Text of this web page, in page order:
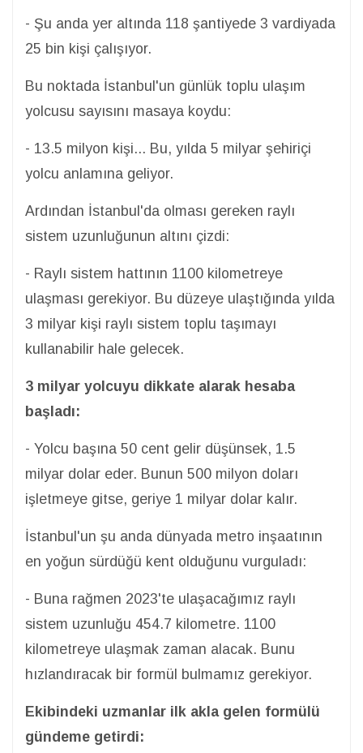
- Şu anda yer altında 118 şantiyede 3 vardiyada
25 bin kişi çalışıyor.
Bu noktada İstanbul'un günlük toplu ulaşım
yolcusu sayısını masaya koydu:
- 13.5 milyon kişi... Bu, yılda 5 milyar şehiriçi
yolcu anlamına geliyor.
Ardından İstanbul'da olması gereken raylı
sistem uzunluğunun altını çizdi:
- Raylı sistem hattının 1100 kilometreye
ulaşması gerekiyor. Bu düzeye ulaştığında yılda
3 milyar kişi raylı sistem toplu taşımayı
kullanabilir hale gelecek.
3 milyar yolcuyu dikkate alarak hesaba
başladı:
- Yolcu başına 50 cent gelir düşünsek, 1.5
milyar dolar eder. Bunun 500 milyon doları
işletmeye gitse, geriye 1 milyar dolar kalır.
İstanbul'un şu anda dünyada metro inşaatının
en yoğun sürdüğü kent olduğunu vurguladı:
- Buna rağmen 2023'te ulaşacağımız raylı
sistem uzunluğu 454.7 kilometre. 1100
kilometreye ulaşmak zaman alacak. Bunu
hızlandıracak bir formül bulmamız gerekiyor.
Ekibindeki uzmanlar ilk akla gelen formülü
gündeme getirdi: